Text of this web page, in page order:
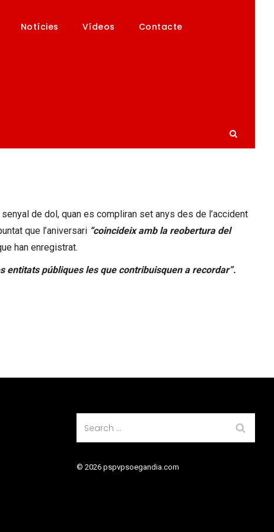
Notícies Vídeos Contacte
DEMÀ A MIG PAL EN
de dol, quan es compliran set anys des de l’accident
que l’aniversari “coincideix amb la reobertura del
han enregistrat.
entitats públiques les que contribuisquen a recordar”.
© 2026 pspvpsoegandia.com